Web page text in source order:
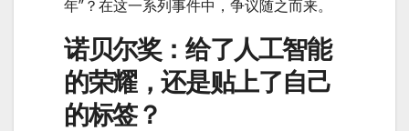
年”？在这一系列事件中，争议随之而来。
诺贝尔奖：给了人工智能
的荣耀，还是贴上了自己
的标签？